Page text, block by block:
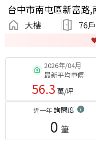
台中市南屯區新富路
大樓 76戶
2026年/04月
最新平均單價
56.3 萬/坪
近一年詢問度
0 筆